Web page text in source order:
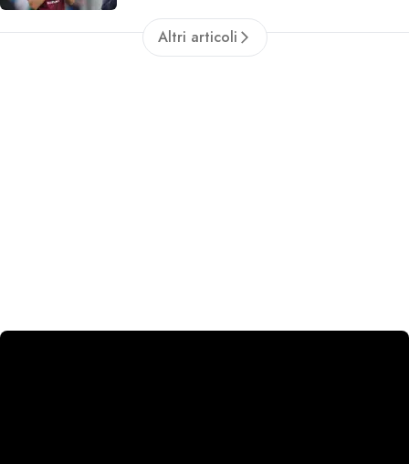
Cherubini vicino al Benevento
Altri articoli